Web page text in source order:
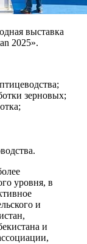
выставка
2025».
зерновых;
уровня, в
и
и